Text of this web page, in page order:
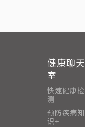
健康聊天
室
快速健康检
测
预防疾病知
识+